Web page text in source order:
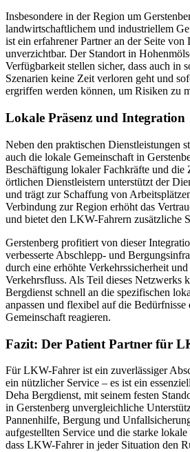
Insbesondere in der Region um
landwirtschaftlichem und industriellem
ist ein erfahrener Partner an der Seite
unverzichtbar. Der Standort in
Verfügbarkeit stellen sicher, dass auch in
Szenarien keine Zeit verloren geht und
ergriffen werden können, um Risiken zu
Lokale Präsenz und Integration
Neben den praktischen Dienstleistungen
auch die lokale Gemeinschaft in
Beschäftigung lokaler Fachkräfte und die
örtlichen Dienstleistern unterstützt der
und trägt zur Schaffung von
Verbindung zur Region erhöht das
und bietet den LKW-Fahrern zusätzliche
Gerstenberg profitiert von dieser
verbesserte Abschlepp- und
durch eine erhöhte Verkehrssicherheit
Verkehrsfluss. Als Teil dieses Netzwerks
Bergdienst schnell an die spezifischen
anpassen und flexibel auf die Bedürfnisse
Gemeinschaft reagieren.
Fazit: Der Patient Partner für
Für LKW-Fahrer ist ein zuverlässiger
ein nützlicher Service – es ist ein
Deha Bergdienst, mit seinem festen
in Gerstenberg unvergleichliche
Pannenhilfe, Bergung und
aufgestellten Service und die starke
dass LKW-Fahrer in jeder Situation den